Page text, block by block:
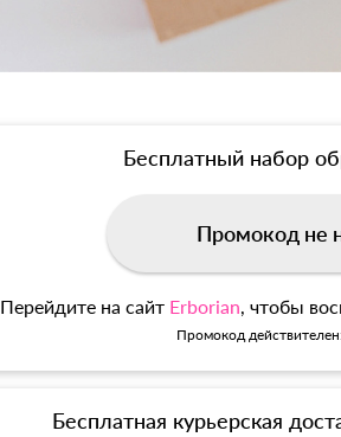
Бесплатный набор
Промокод не
Перейдите на сайт Erborian, чтобы
Промокод
Бесплатная курьерская